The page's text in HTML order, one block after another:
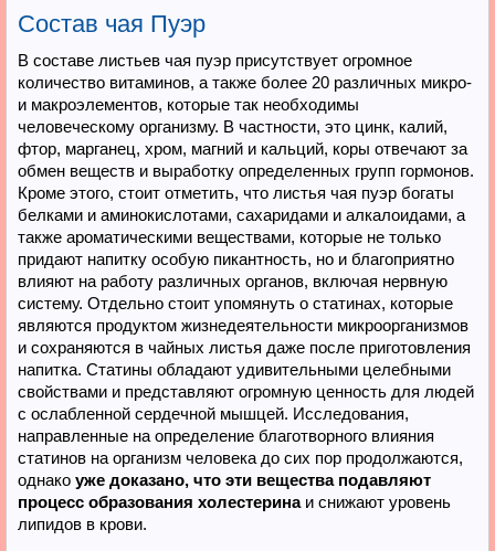
Состав чая Пуэр
В составе листьев чая пуэр присутствует огромное
количество витаминов, а также более 20 различных микро-
и макроэлементов, которые так необходимы
человеческому организму. В частности, это цинк, калий,
фтор, марганец, хром, магний и кальций, коры отвечают за
обмен веществ и выработку определенных групп гормонов.
Кроме этого, стоит отметить, что листья чая пуэр богаты
белками и аминокислотами, сахаридами и алкалоидами, а
также ароматическими веществами, которые не только
придают напитку особую пикантность, но и благоприятно
влияют на работу различных органов, включая нервную
систему. Отдельно стоит упомянуть о статинах, которые
являются продуктом жизнедеятельности микроорганизмов
и сохраняются в чайных листья даже после приготовления
напитка. Статины обладают удивительными целебными
свойствами и представляют огромную ценность для людей
с ослабленной сердечной мышцей. Исследования,
направленные на определение благотворного влияния
статинов на организм человека до сих пор продолжаются,
однако уже доказано, что эти вещества подавляют
процесс образования холестеринаи снижают уровень
липидов в крови.